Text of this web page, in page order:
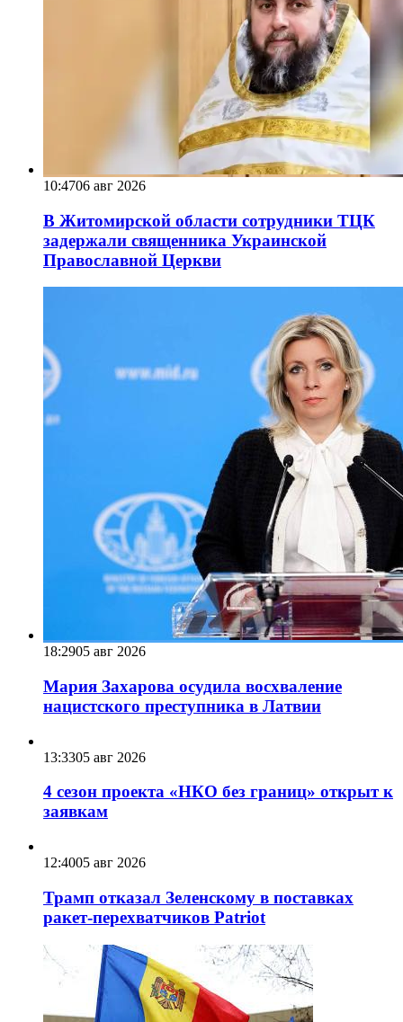
10:4706 авг 2026
В Житомирской области сотрудники ТЦК
задержали священника Украинской
Православной Церкви
18:2905 авг 2026
Мария Захарова осудила восхваление
нацистского преступника в Латвии
13:3305 авг 2026
4 сезон проекта «НКО без границ» открыт к
заявкам
12:4005 авг 2026
Трамп отказал Зеленскому в поставках
ракет-перехватчиков Patriot